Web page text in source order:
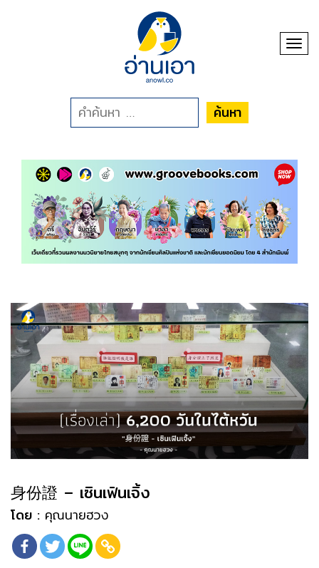
ค้นหา
身份證 – เซินเฟินเจิ้ง
โดย : คุณนายฮวง